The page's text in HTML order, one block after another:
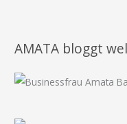
Leben!
💖
AMATA bloggt